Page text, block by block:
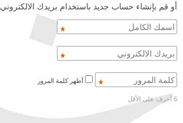
أو قم بإنشاء حساب جديد باستخدام بريدك الالكتروني
6 أحرف على الأقل